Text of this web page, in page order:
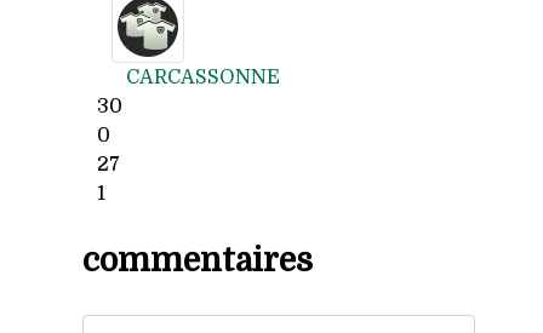
CARCASSONNE
30
0
27
1
commentaires